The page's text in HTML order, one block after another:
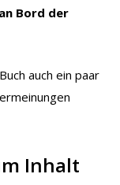
Bord der
auch ein paar
Inhalt